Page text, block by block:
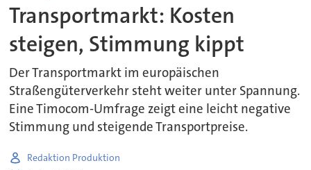
Transportmarkt: Kosten
steigen, Stimmung kippt
Der Transportmarkt im europäischen
Straßengüterverkehr steht weiter unter Spannung.
Eine Timocom-Umfrage zeigt eine leicht negative
Stimmung und steigende Transportpreise.
Redaktion Produktion